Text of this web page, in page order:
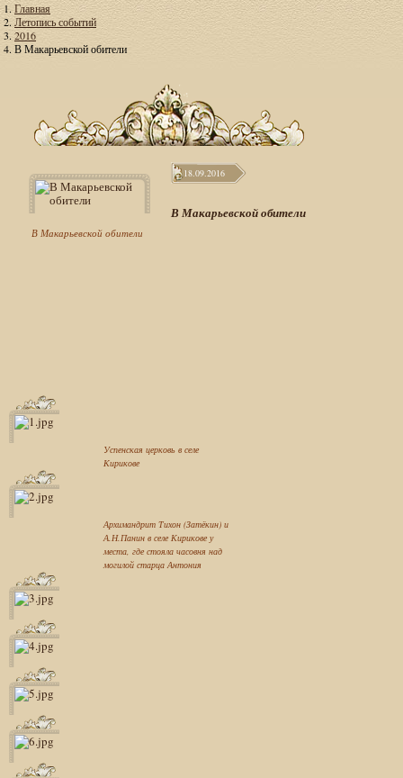
Главная
Летопись событий
2016
В Макарьевской обители
В Макарьевской обители
18.09.2016
В Макарьевской обители
Успенская церковь в селе
Кирикове
Архимандрит Тихон (Затёкин) и
А.Н.Панин в селе Кирикове у
места, где стояла часовня над
могилой старца Антония